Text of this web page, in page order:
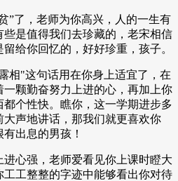
了，老师为你高兴，人的一生有
是值得我们去珍藏的，老宋相信
给你回忆的，好好珍重，孩子。
"这句话用在你身上适宜了，在
颗勤奋努力上进的心，再加上你
个性快。瞧你，这一学期进步多
声地讲话，那我们就更喜欢你
出息的男孩！
心强，老师爱看见你上课时瞪大
工整整的字迹中能够看出你对待